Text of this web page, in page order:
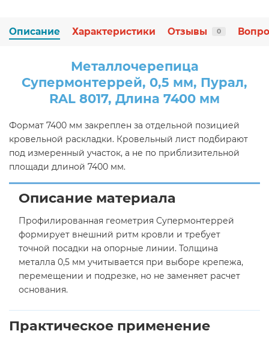
Описание Характеристики Отзывы 0
Металлочерепица
Супермонтеррей, 0,5 мм, Пурал,
RAL 8017, Длина 7400 мм
Формат 7400 мм закреплен за отдельной позицией
кровельной раскладки. Кровельный лист подбирают
под измеренный участок, а не по приблизительной
площади длиной 7400 мм.
Описание материала
Профилированная геометрия Супермонтеррей
формирует внешний ритм кровли и требует
точной посадки на опорные линии. Толщина
металла 0,5 мм учитывается при выборе крепежа,
перемещении и подрезке, но не заменяет расчет
основания.
Практическое применение